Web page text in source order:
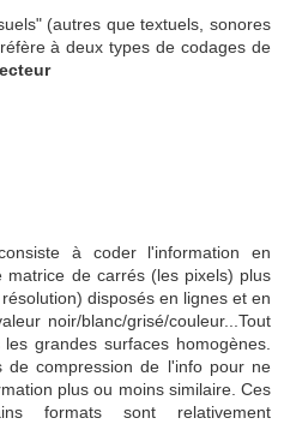
(autres que textuels, sonores
à deux types de codages de
à coder l'information en
matrice de carrés (les pixels) plus
disposés en lignes et en
noir/blanc/grisé/couleur...Tout
grandes surfaces homogènes.
de compression de l'info pour ne
plus ou moins similaire. Ces
formats sont relativement